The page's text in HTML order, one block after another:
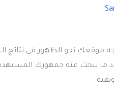
موقعك نحو الظهور في نتائج
ما يبحث عنه جمهورك